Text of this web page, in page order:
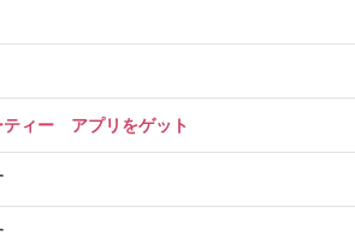
ティー アプリをゲット